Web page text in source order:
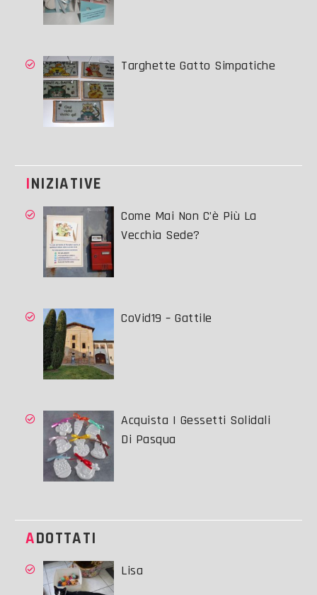
Targhette Gatto Simpatiche
INIZIATIVE
Come Mai Non C’è Più La
Vecchia Sede?
CoVid19 – Gattile
Acquista I Gessetti Solidali
Di Pasqua
ADOTTATI
Lisa